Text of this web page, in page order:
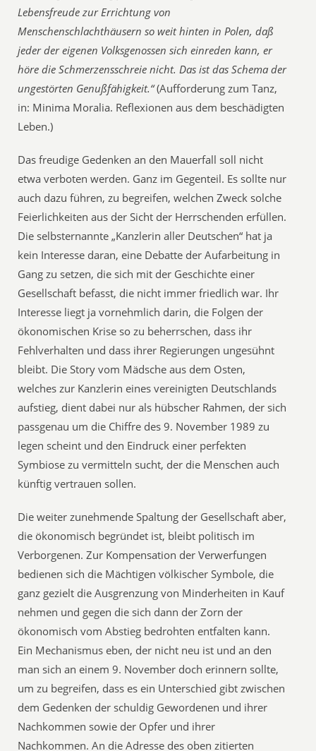
Lebensfreude zur Errichtung von
Menschenschlachthäusern so weit hinten in Polen, daß
jeder der eigenen Volksgenossen sich einreden kann, er
höre die Schmerzensschreie nicht. Das ist das Schema der
ungestörten Genußfähigkeit.“(Aufforderung zum Tanz,
in: Minima Moralia. Reflexionen aus dem beschädigten
Leben.)
Das freudige Gedenken an den Mauerfall soll nicht
etwa verboten werden. Ganz im Gegenteil. Es sollte nur
auch dazu führen, zu begreifen, welchen Zweck solche
Feierlichkeiten aus der Sicht der Herrschenden erfüllen.
Die selbsternannte „Kanzlerin aller Deutschen“ hat ja
kein Interesse daran, eine Debatte der Aufarbeitung in
Gang zu setzen, die sich mit der Geschichte einer
Gesellschaft befasst, die nicht immer friedlich war. Ihr
Interesse liegt ja vornehmlich darin, die Folgen der
ökonomischen Krise so zu beherrschen, dass ihr
Fehlverhalten und dass ihrer Regierungen ungesühnt
bleibt. Die Story vom Mädsche aus dem Osten,
welches zur Kanzlerin eines vereinigten Deutschlands
aufstieg, dient dabei nur als hübscher Rahmen, der sich
passgenau um die Chiffre des 9. November 1989 zu
legen scheint und den Eindruck einer perfekten
Symbiose zu vermitteln sucht, der die Menschen auch
künftig vertrauen sollen.
Die weiter zunehmende Spaltung der Gesellschaft aber,
die ökonomisch begründet ist, bleibt politisch im
Verborgenen. Zur Kompensation der Verwerfungen
bedienen sich die Mächtigen völkischer Symbole, die
ganz gezielt die Ausgrenzung von Minderheiten in Kauf
nehmen und gegen die sich dann der Zorn der
ökonomisch vom Abstieg bedrohten entfalten kann.
Ein Mechanismus eben, der nicht neu ist und an den
man sich an einem 9. November doch erinnern sollte,
um zu begreifen, dass es ein Unterschied gibt zwischen
dem Gedenken der schuldig Gewordenen und ihrer
Nachkommen sowie der Opfer und ihrer
Nachkommen. An die Adresse des oben zitierten